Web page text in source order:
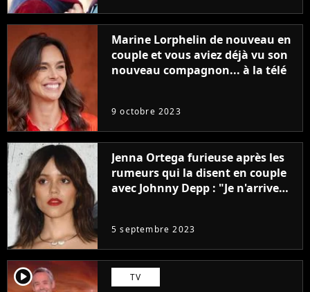
Marine Lorphelin de nouveau en
couple et vous aviez déjà vu son
nouveau compagnon... à la télé
9 octobre 2023
Jenna Ortega furieuse après les
rumeurs qui la disent en couple
avec Johnny Depp : "Je n'arrive
5 septembre 2023
player2 TV